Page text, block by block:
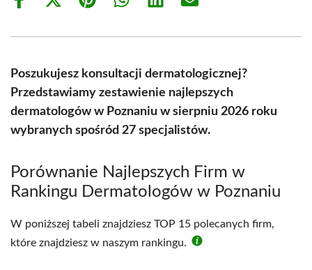
Share
Share
(Twitter)
Share Share Share Share
Poszukujesz konsultacji dermatologicznej?
Przedstawiamy zestawienie najlepszych
dermatologów w Poznaniu w sierpniu 2026 roku
wybranych spośród 27 specjalistów.
Porównanie Najlepszych Firm w
Rankingu Dermatologów w Poznaniu
W poniższej tabeli znajdziesz TOP 15 polecanych firm,
które znajdziesz w naszym rankingu.